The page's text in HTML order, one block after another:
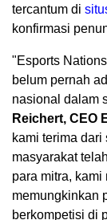
tercantum di
konfirmasi
"Esports
belum pernah
nasional dalam
Reichert, CEO
kami terima
masyarakat
para mitra, kami
memungkinkan
berkompetisi di